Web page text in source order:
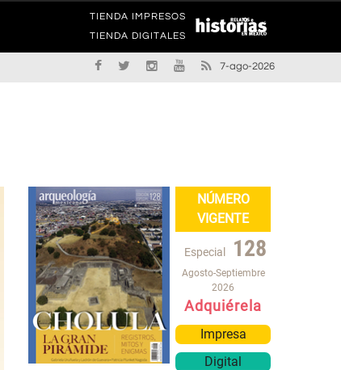
TIENDA IMPRESOS
TIENDA DIGITALES
7-ago-2026
NÚMERO
VIGENTE
Especial 128
Agosto-Septiembre
2026
Adquiérela
Impresa
Digital